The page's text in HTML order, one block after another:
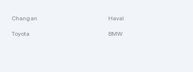
Changan Haval
Toyota BMW